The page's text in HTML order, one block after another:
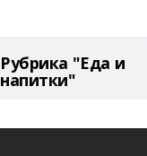
Рубрика "Еда и
напитки"